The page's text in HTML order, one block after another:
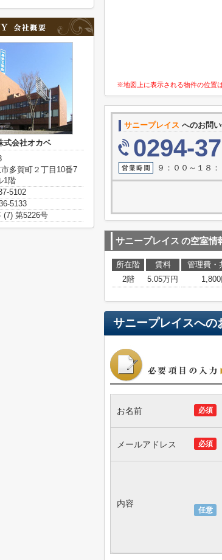
※地図上に表示される物件の位置
サニープレイス へのお問
0294-
９：００～１８
サニープレイス の空室情
所在階 賃料 管理費・
2階
5.05万円 1,800
サニープレイスへの
必須
お名前
必須
メールアドレス
任意
内容
式会社オカベ
多賀町２丁目10番7
1階
5102
5133
(7) 第5226号